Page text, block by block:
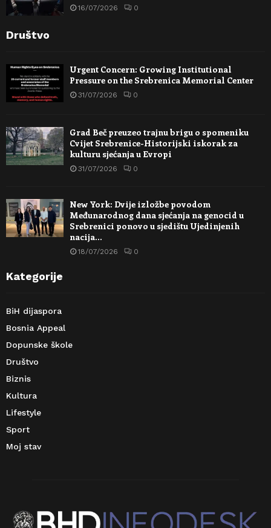
16/07/2026 0
Društvo
Urgent Concern: Growing Institutional
Pressure on the Srebrenica Memorial Center
31/07/2026 0
Grad Beč preuzeo trajnu brigu o spomeniku
Cvijet Srebrenice-Historijski iskorak za
kulturu sjećanja u Evropi
31/07/2026 0
New York: Dvije izložbe povodom
Međunarodnog dana sjećanja na genocid u
Srebrenici ponovo u sjedištu Ujedinjenih
nacija…
18/07/2026 0
Kategorije
BiH dijaspora
Bosnia Appeal
Dopunske škole
Društvo
Biznis
Kultura
Lifestyle
Sport
Moj stav